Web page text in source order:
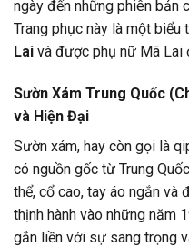
ngày đến những phiên bản
Trang phục này là một biểu
Lai và được phụ nữ Mã Lai
Sườn Xám Trung Quốc
và Hiện Đại
Sườn xám, hay còn gọi là
có nguồn gốc từ Trung
thể, cổ cao, tay áo ngắn và
thịnh hành vào những năm
gắn liền với sự sang trọng